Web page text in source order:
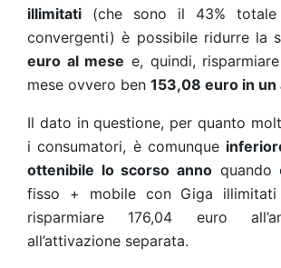
illimitati (che sono il 43%
convergenti) è possibile ridurre la
euro al mese e, quindi,
mese ovvero ben 153,08 euro in un
Il dato in questione, per quanto
i consumatori, è comunque
ottenibile lo scorso anno quando
fisso + mobile con Giga illimitati
risparmiare 176,04 euro
all’attivazione separata.